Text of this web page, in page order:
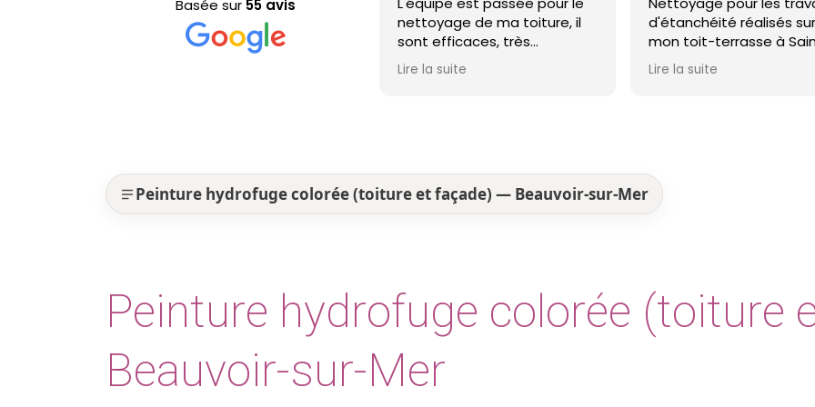
Basée sur 55 avis
nettoyage de ma toiture, il
sont efficaces, très
professionnels et ma toiture
est nickel ! Je recommande !
d'étanchéité réalisés sur
mon toit-terrasse à Saint-
Nazaire. Entreprise réactive,
professionnelle et agréable.
yeux fermés !
Lire la suite
Monsieur
honnêteté
Lire la suite
Peinture hydrofuge colorée (toiture et façade) — Beauvoir-sur-Mer
Peinture hydrofuge colorée (toiture
Beauvoir-sur-Mer